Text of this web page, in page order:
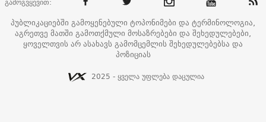
პუბლიკაციებში გამოყენებული ტოპონიმები და ტერმინოლოგია,
აგრეთვე მათში გამოთქმული მოსაზრებები და შეხედულებები,
ყოველთვის არ ასახავს გამომცემლის შეხედულებებსა და
პოზიციას
2025 - ყველა უფლება დაცულია